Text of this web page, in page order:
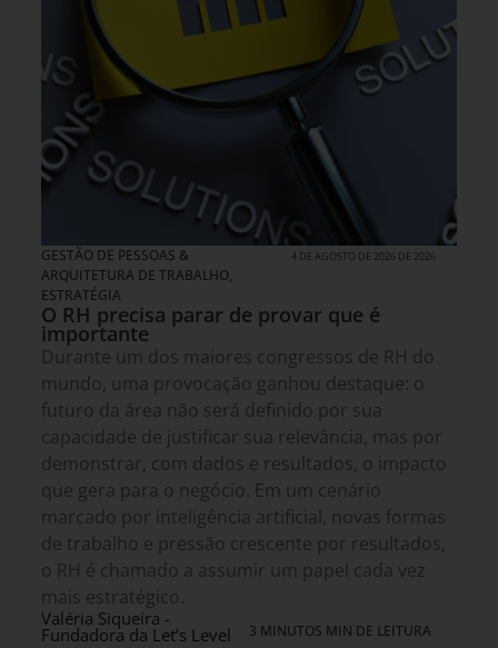
GESTÃO DE PESSOAS &
ARQUITETURA DE TRABALHO,
ESTRATÉGIA
4 DE AGOSTO DE 2026 DE 2026
O RH precisa parar de provar que é
importante
Durante um dos maiores congressos de RH do
mundo, uma provocação ganhou destaque: o
futuro da área não será definido por sua
capacidade de justificar sua relevância, mas por
demonstrar, com dados e resultados, o impacto
que gera para o negócio. Em um cenário
marcado por inteligência artificial, novas formas
de trabalho e pressão crescente por resultados,
o RH é chamado a assumir um papel cada vez
mais estratégico.
Valéria Siqueira -
Fundadora da Let’s Level 3 MINUTOS MIN DE LEITURA